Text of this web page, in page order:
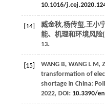
10.1016/
[14]
臧金秋,杨传玺,王小
能、机理和环境风险
13.
[15] WANG B, WANG L M ,
transformation of
shortage in China:
2022, DOI: 10.3390/